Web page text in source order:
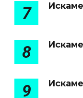
7
8
9